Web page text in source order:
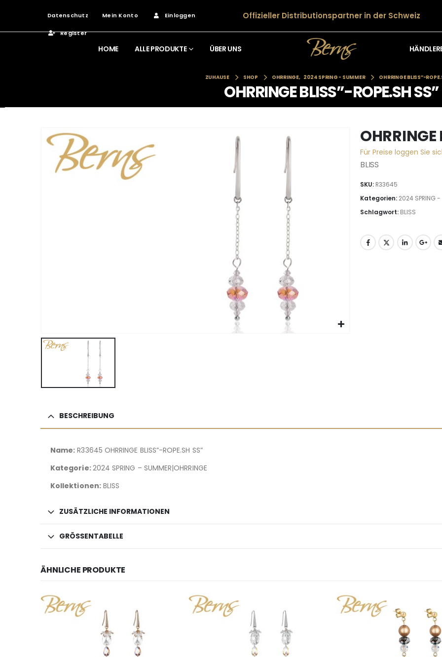
Datenschutz Mein Konto Einloggen
Register
Offizieller Distributionspartner in der Schweiz
HOME ALLE PRODUKTE ÜBER UNS
ZUHAUSE SHOP OHRRINGE, 2024 SPRING - SUMMER OHRRINGE BLISS”-
OHRRINGE BLISS”-ROPE.SH SS”
OHRRINGE
Für Preise loggen Sie
BLISS
SKU: R33645
Kategorien: 2024 SPRING -
Schlagwort: BLISS
BESCHREIBUNG
Name: R33645 OHRRINGE BLISS”-ROPE.SH SS”
Kategorie:2024 SPRING – SUMMER|OHRRINGE
Kollektionen:BLISS
ZUSÄTZLICHE INFORMATIONEN
GRÖSSENTABELLE
ÄHNLICHE PRODUKTE